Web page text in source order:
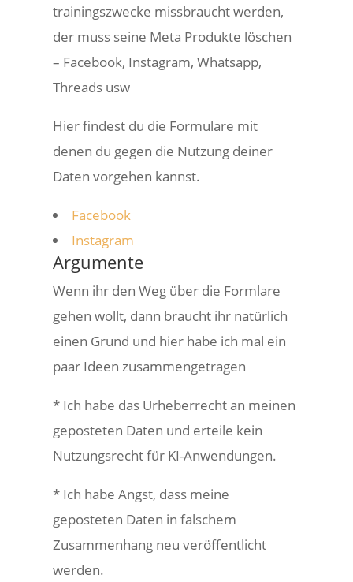
trainingszwecke missbraucht werden,
der muss seine Meta Produkte löschen
– Facebook, Instagram, Whatsapp,
Threads usw
Hier findest du die Formulare mit
denen du gegen die Nutzung deiner
Daten vorgehen kannst.
Facebook
Instagram
Argumente
Wenn ihr den Weg über die Formlare
gehen wollt, dann braucht ihr natürlich
einen Grund und hier habe ich mal ein
paar Ideen zusammengetragen
* Ich habe das Urheberrecht an meinen
geposteten Daten und erteile kein
Nutzungsrecht für KI-Anwendungen.
* Ich habe Angst, dass meine
geposteten Daten in falschem
Zusammenhang neu veröffentlicht
werden.